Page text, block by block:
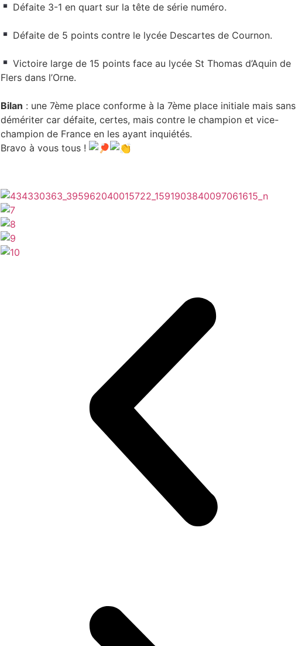
Défaite 3-1 en quart sur la tête de série numéro.
Défaite de 5 points contre le lycée Descartes de Cournon.
Victoire large de 15 points face au lycée St Thomas d’Aquin de
Flers dans l’Orne.
Bilan : une 7ème place conforme à la 7ème place initiale mais sans
démériter car défaite, certes, mais contre le champion et vice-
champion de France en les ayant inquiétés.
Bravo à vous tous !